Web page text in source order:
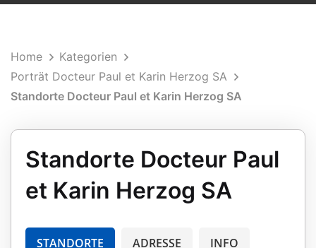
Home
Kategorien
Porträt Docteur Paul et Karin Herzog SA
Standorte Docteur Paul et Karin Herzog SA
Standorte Docteur Paul
et Karin Herzog SA
STANDORTE ADRESSE INFO